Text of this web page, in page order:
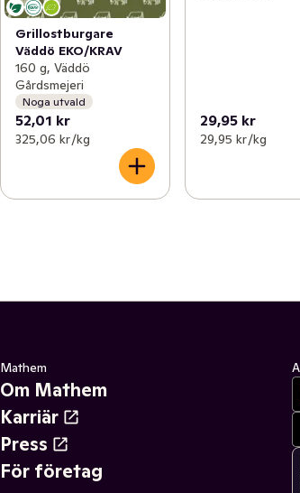
Grillostburgare
Väddö EKO/KRAV
160 g, Väddö
Gårdsmejeri
Noga utvald
52,01 kr
325,06 kr /kg
29,95 kr
29,95 kr /kg
Mathem
Om Mathem
Karriär
Press
För företag